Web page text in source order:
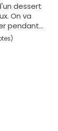
dessert
On va
pendant
fraises.